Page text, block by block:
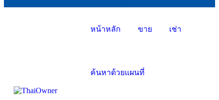
หน้าหลัก ขาย เช่า
ค้นหาด้วยแผนที่